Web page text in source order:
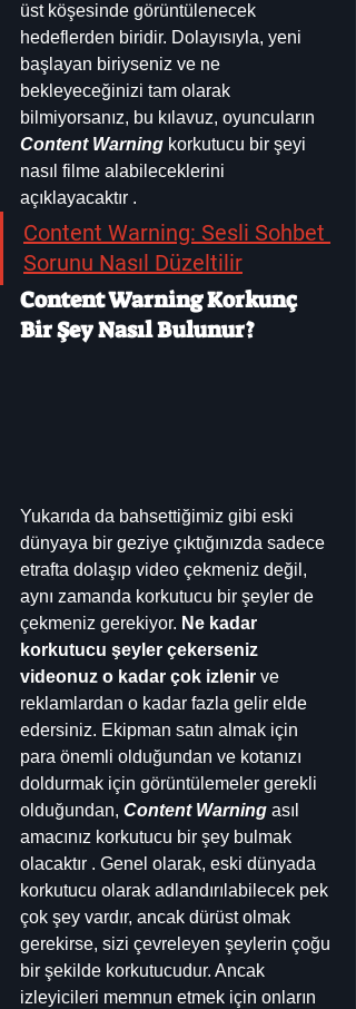
üst köşesinde görüntülenecek
hedeflerden biridir. Dolayısıyla, yeni
başlayan biriyseniz ve ne
bekleyeceğinizi tam olarak
bilmiyorsanız, bu kılavuz, oyuncuların
Content Warning korkutucu bir şeyi
nasıl filme alabileceklerini
açıklayacaktır .
Content Warning: Sesli Sohbet
Sorunu Nasıl Düzeltilir
Content Warning Korkunç
Bir Şey Nasıl Bulunur?
Yukarıda da bahsettiğimiz gibi eski
dünyaya bir geziye çıktığınızda sadece
etrafta dolaşıp video çekmeniz değil,
aynı zamanda korkutucu bir şeyler de
çekmeniz gerekiyor. Ne kadar
korkutucu şeyler çekerseniz
videonuz o kadar çok izlenir ve
reklamlardan o kadar fazla gelir elde
edersiniz. Ekipman satın almak için
para önemli olduğundan ve kotanızı
doldurmak için görüntülemeler gerekli
olduğundan, Content Warning asıl
amacınız korkutucu bir şey bulmak
olacaktır . Genel olarak, eski dünyada
korkutucu olarak adlandırılabilecek pek
çok şey vardır, ancak dürüst olmak
gerekirse, sizi çevreleyen şeylerin çoğu
bir şekilde korkutucudur. Ancak
izleyicileri memnun etmek için onların